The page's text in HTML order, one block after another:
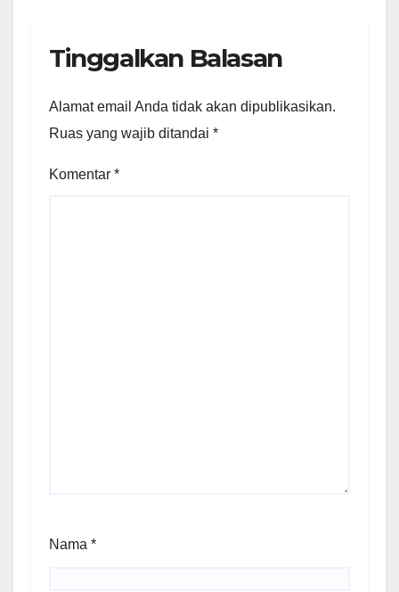
Tinggalkan Balasan
Alamat email Anda tidak akan dipublikasikan.
Ruas yang wajib ditandai *
Komentar *
Nama *